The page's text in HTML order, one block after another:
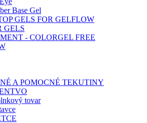
Base Gel
GELS FOR GELFLOW
GELS
- COLORGEL FREE
A POMOCNÉ TEKUTINY
tovar